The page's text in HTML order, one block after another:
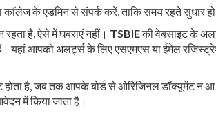
के एडमिन से संपर्क करें, ताकि समय रहते सुधार
रहता है, ऐसे में घबराएं नहीं। TSBIEकी वेबसाइट के
यहां आपको अलर्ट्स के लिए एसएमएस या ईमेल
होता है, जब तक आपके बोर्ड से ओरिजिनल डॉक्यूमेंट न
में किया जाता है।